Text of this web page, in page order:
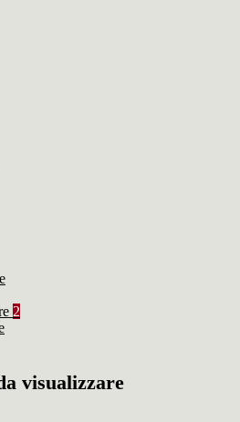
2
visualizzare